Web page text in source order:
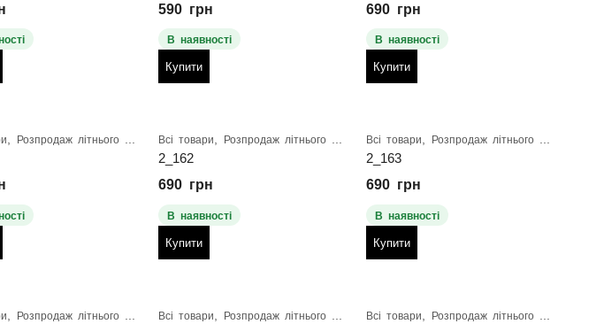
590 грн
В наявності
Купити
690 грн
В наявності
Купити
Розпродаж літнього взуття Всі товари Розпродаж літнього взуття
2_162
690 грн
В наявності
Купити
Всі товари Розпродаж літнього взуття
2_163
690 грн
В наявності
Купити
Розпродаж літнього взуття Всі товари Розпродаж літнього взуття Всі товари Розпродаж літнього взуття